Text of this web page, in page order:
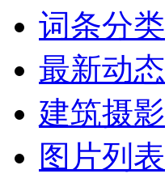
词条分类
最新动态
建筑摄影
图片列表